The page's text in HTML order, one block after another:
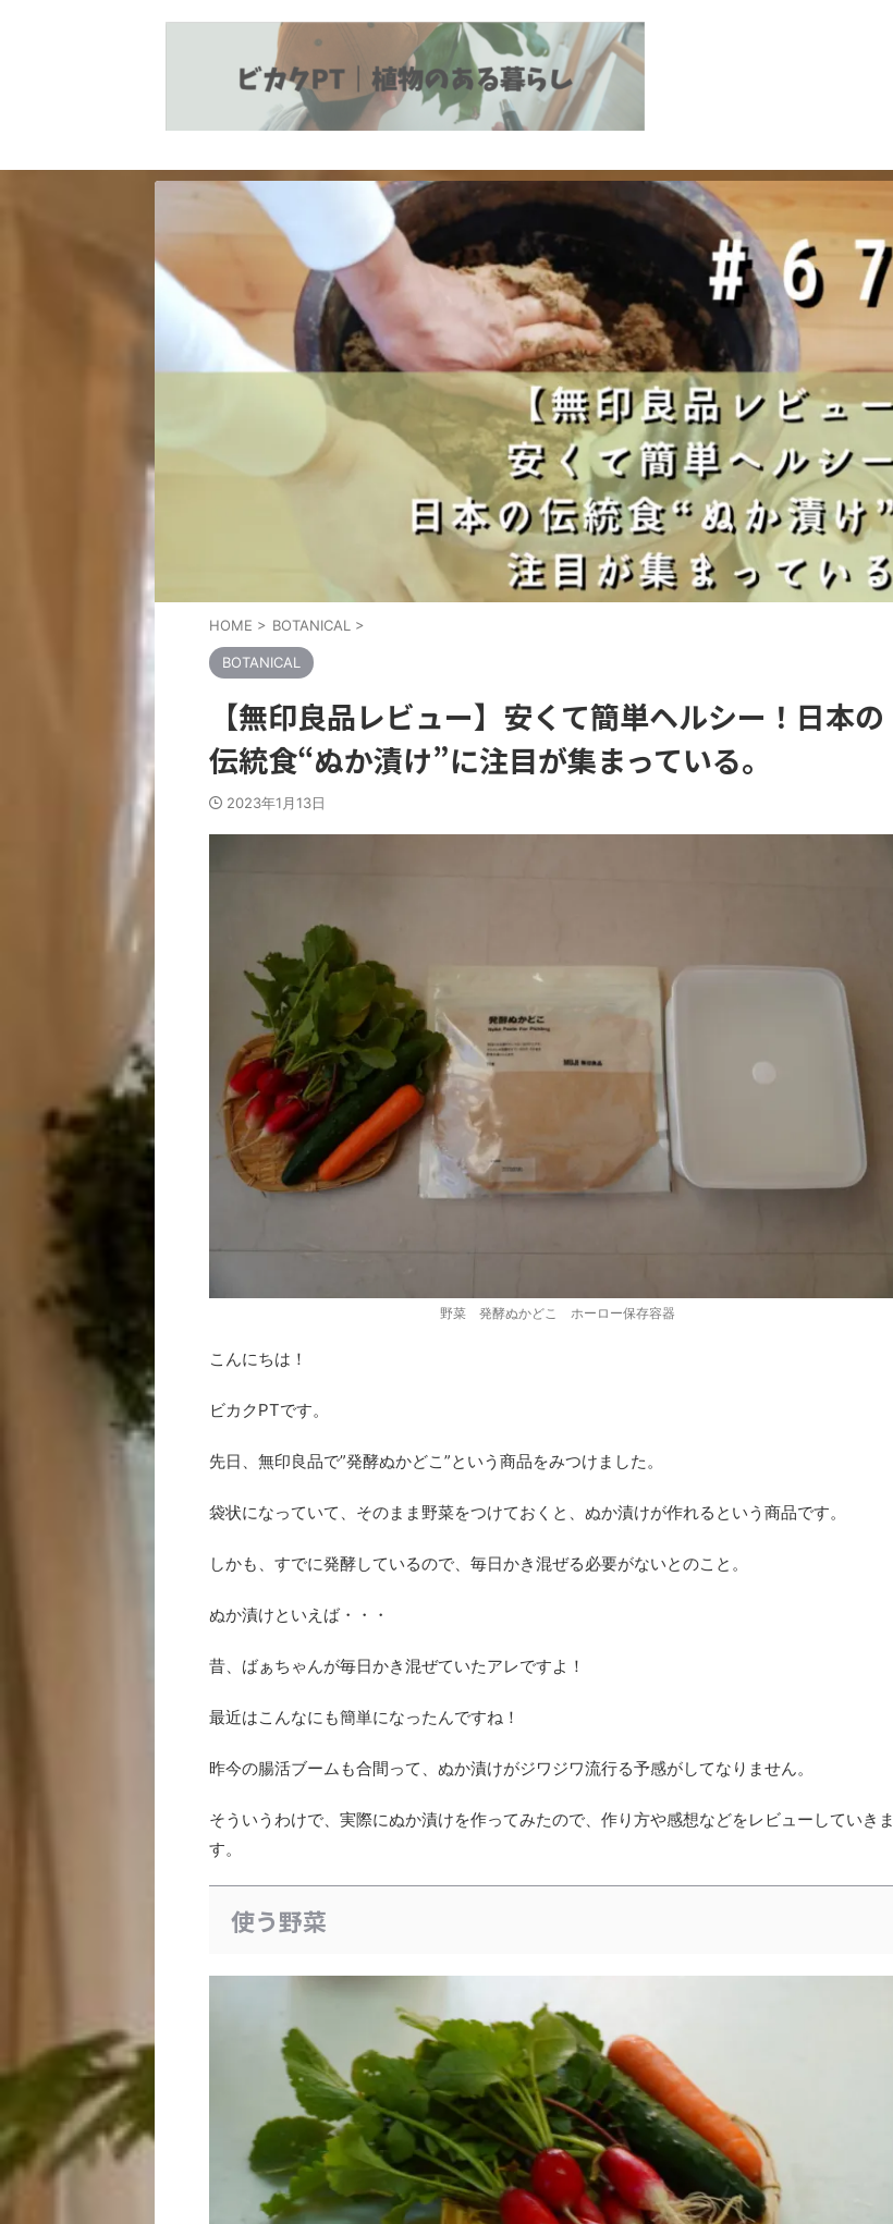
HOME > BOTANICAL >
BOTANICAL
【無印良品レビュー】安くて簡単ヘルシー！日本の
伝統食“ぬか漬け”に注目が集まっている。
2023年1月13日
野菜 発酵ぬかどこ ホーロー保存容器
こんにちは！
ビカクPTです。
先日、無印良品で”発酵ぬかどこ”という商品をみつけました。
袋状になっていて、そのまま野菜をつけておくと、ぬか漬けが作れるという商品です。
しかも、すでに発酵しているので、毎日かき混ぜる必要がないとのこと。
ぬか漬けといえば・・・
昔、ばぁちゃんが毎日かき混ぜていたアレですよ！
最近はこんなにも簡単になったんですね！
昨今の腸活ブームも合間って、ぬか漬けがジワジワ流行る予感がしてなりません。
そういうわけで、実際にぬか漬けを作ってみたので、作り方や感想などをレビューしていきま
す。
使う野菜